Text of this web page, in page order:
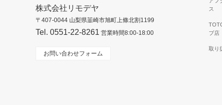
ス
ブ店
取り
株式会社リモデヤ
〒407-0044 山梨県韮崎市旭町上條北割1199
Tel. 0551-22-8261 営業時間8:00-18:00
お問い合わせフォーム